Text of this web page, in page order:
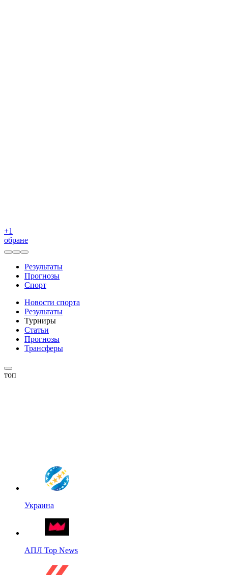
+1
обране
Результаты
Прогнозы
Спорт
Новости спорта
Результаты
Турниры
Статьи
Прогнозы
Трансферы
топ
Украина
АПЛ Top News